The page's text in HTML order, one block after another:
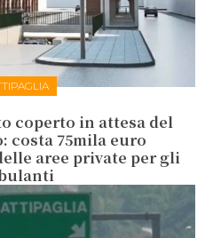
coperto in attesa del
costa 75mila euro
aree private per gli